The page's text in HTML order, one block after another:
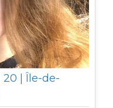
20 | Île-de-